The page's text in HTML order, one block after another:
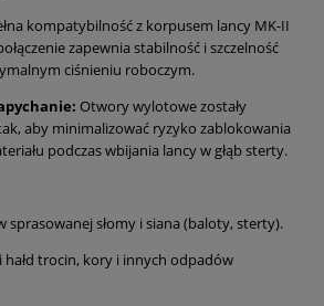
kompatybilność z korpusem lancy MK-II
zapewnia stabilność i szczelność
ciśnieniu roboczym.
Otwory wylotowe zostały
aby minimalizować ryzyko zablokowania
podczas wbijania lancy w głąb sterty.
sprasowanej słomy i siana (baloty, sterty).
hałd trocin, kory i innych odpadów